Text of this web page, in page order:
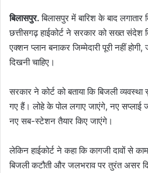
बिलासपुर.बिलासपुर में बारिश के बाद
छत्तीसगढ़ हाईकोर्ट ने सरकार को सख्त संदेश
एक्शन प्लान बनाकर जिम्मेदारी पूरी नहीं
दिखनी चाहिए।
सरकार ने कोर्ट को बताया कि बिजली
गए हैं। लोहे के पोल लगाए जाएंगे, नए
नए सब-स्टेशन तैयार किए जाएंगे।
लेकिन हाईकोर्ट ने कहा कि कागजी दावों से
बिजली कटौती और जलभराव पर तुरंत असर